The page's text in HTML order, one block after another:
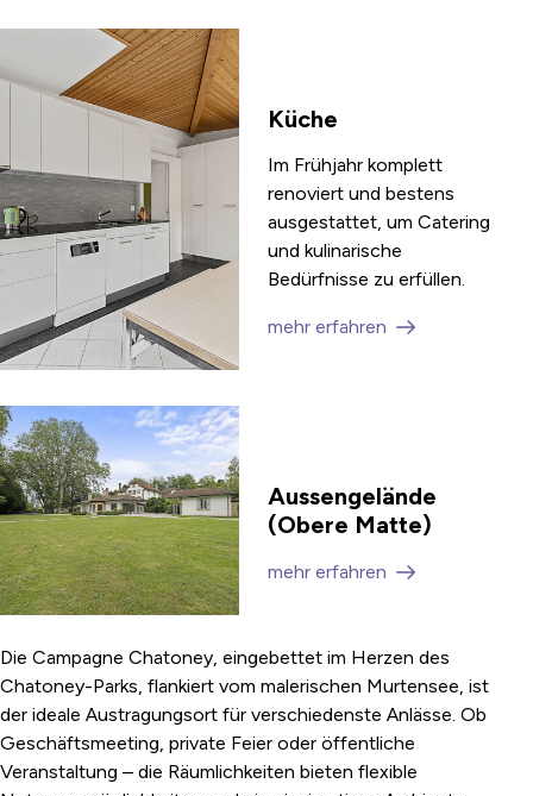
Küche
Im Frühjahr komplett
renoviert und bestens
ausgestattet, um Catering
und kulinarische
Bedürfnisse zu erfüllen.
mehr erfahren
Aussengelände
(Obere Matte)
mehr erfahren
Die Campagne Chatoney, eingebettet im Herzen des
Chatoney-Parks, flankiert vom malerischen Murtensee, ist
der ideale Austragungsort für verschiedenste Anlässe. Ob
Geschäftsmeeting, private Feier oder öffentliche
Veranstaltung – die Räumlichkeiten bieten flexible